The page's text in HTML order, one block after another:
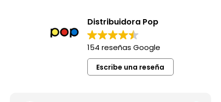
Distribuidora Pop
154 reseñas Google
Escribe una reseña